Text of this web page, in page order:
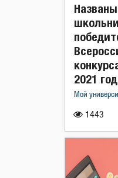
1443
2021
Мой